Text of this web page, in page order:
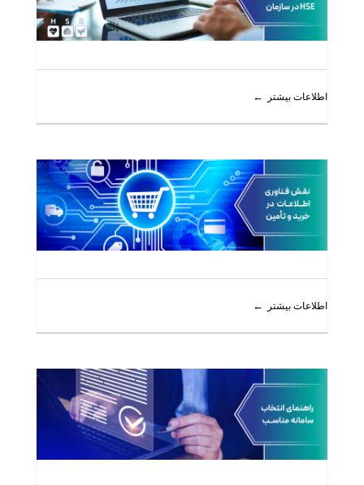
اطلاعات بیشتر
اطلاعات بیشتر